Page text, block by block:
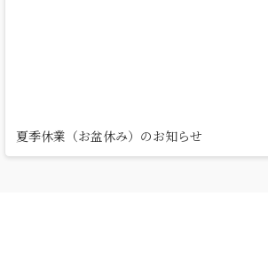
夏季休業（お盆休み）のお知らせ